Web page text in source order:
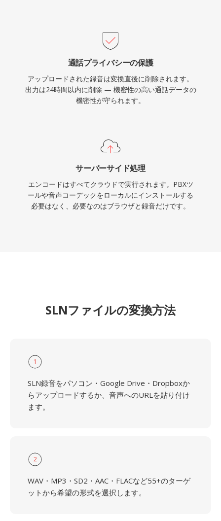
通話プライバシーの保護
アップロードされた録音は変換直後に削除されます。
出力は24時間以内に削除 — 機密性の高い通話データの
機密性が守られます。
サーバーサイド処理
エンコードはすべてクラウドで実行されます。PBXツ
ールや音声コーデックをローカルにインストールする
必要はなく、必要なのはブラウザと録音だけです。
SLNファイルの変換方法
1
SLN録音をパソコン・Google Drive・Dropboxか
らアップロードするか、音声へのURLを貼り付け
ます。
2
WAV・MP3・SD2・AAC・FLACなど55+のターゲ
ットから希望の形式を選択します。